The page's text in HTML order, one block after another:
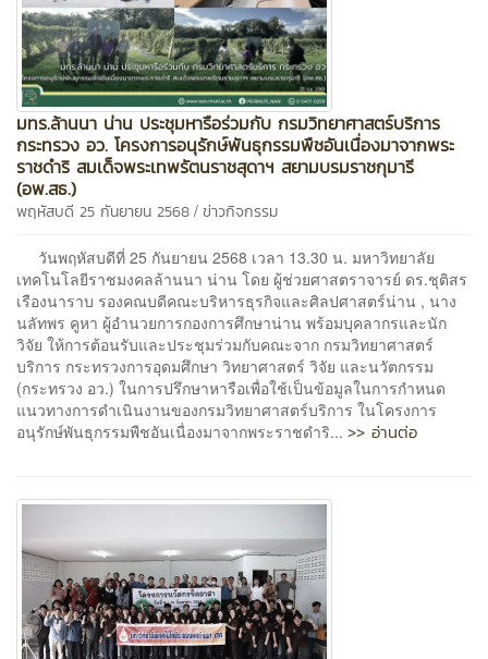
มทร.ล้านนา น่าน ประชุมหารือร่วมกับ กรมวิทยาศาสตร์บริการ
กระทรวง อว. โครงการอนุรักษ์พันธุกรรมพืชอันเนื่องมาจากพระ
ราชดำริ สมเด็จพระเทพรัตนราชสุดาฯ สยามบรมราชกุมารี
(อพ.สธ.)
พฤหัสบดี 25 กันยายน 2568 / ข่าวกิจกรรม
วันพฤหัสบดีที่ 25 กันยายน 2568 เวลา 13.30 น. มหาวิทยาลัย
เทคโนโลยีราชมงคลล้านนา น่าน โดย ผู้ช่วยศาสตราจารย์ ดร.ชุติสร
เรืองนาราบ รองคณบดีคณะบริหารธุรกิจและศิลปศาสตร์น่าน , นาง
นลัทพร คูหา ผู้อำนวยการกองการศึกษาน่าน พร้อมบุคลากรและนัก
วิจัย ให้การต้อนรับและประชุมร่วมกับคณะจาก กรมวิทยาศาสตร์
บริการ กระทรวงการอุดมศึกษา วิทยาศาสตร์ วิจัย และนวัตกรรม
(กระทรวง อว.) ในการปรึกษาหารือเพื่อใช้เป็นข้อมูลในการกำหนด
แนวทางการดำเนินงานของกรมวิทยาศาสตร์บริการ ในโครงการ
อนุรักษ์พันธุกรรมพืชอันเนื่องมาจากพระราชดำริ... >> อ่านต่อ